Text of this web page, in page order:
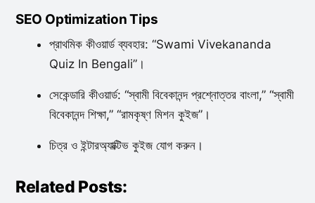
SEO Optimization Tips
প্রাথমিক কীওয়ার্ড ব্যবহার: “Swami Vivekananda
Quiz In Bengali”।
সেকেন্ডারি কীওয়ার্ড: “স্বামী বিবেকানন্দ প্রশ্নোত্তর বাংলা,” “স্বামী
বিবেকানন্দ শিক্ষা,” “রামকৃষ্ণ মিশন কুইজ”।
চিত্র ও ইন্টারঅ্যাক্টিভ কুইজ যোগ করুন।
Related Posts: